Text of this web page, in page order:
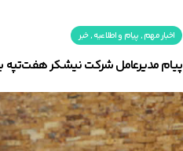
اخبار مهم,پیام و اطلاعیه,خبر
پیام مدیرعامل شرکت نیشکر هفت‌تپه